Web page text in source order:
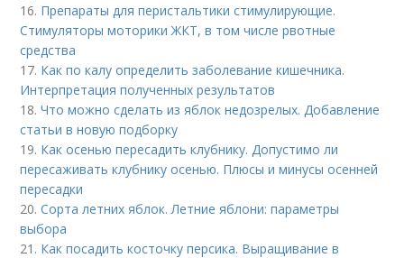
16. Препараты для перистальтики стимулирующие.
Стимуляторы моторики ЖКТ, в том числе рвотные
средства
17. Как по калу определить заболевание кишечника.
Интерпретация полученных результатов
18.Что можно сделать из яблок недозрелых. Добавление
статьи в новую подборку
19. Как осенью пересадить клубнику. Допустимо ли
пересаживать клубнику осенью. Плюсы и минусы осенней
пересадки
20.Сорта летних яблок. Летние яблони: параметры
выбора
21. Как посадить косточку персика. Выращивание в